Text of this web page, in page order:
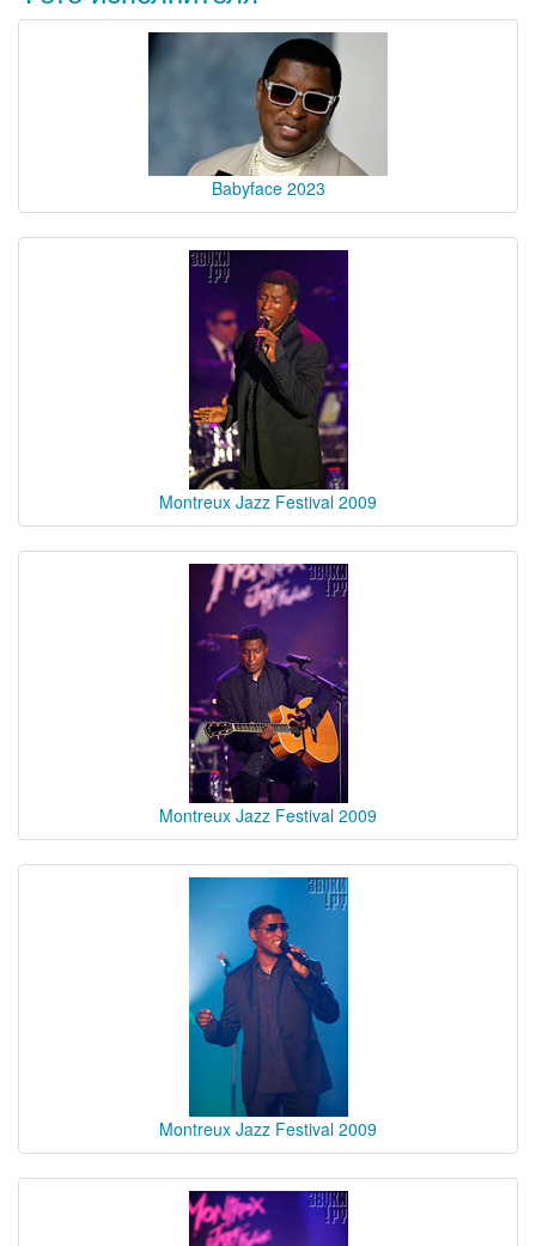
Babyface 2023
Montreux Jazz Festival 2009
Montreux Jazz Festival 2009
Montreux Jazz Festival 2009